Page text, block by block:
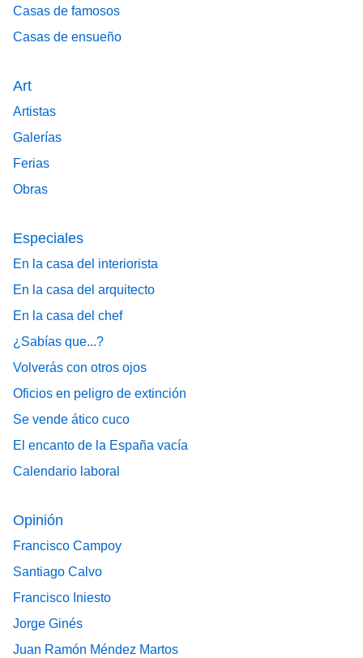
Casas de famosos
Casas de ensueño
Art
Artistas
Galerías
Ferias
Obras
Especiales
En la casa del interiorista
En la casa del arquitecto
En la casa del chef
¿Sabías que...?
Volverás con otros ojos
Oficios en peligro de extinción
Se vende ático cuco
El encanto de la España vacía
Calendario laboral
Opinión
Francisco Campoy
Santiago Calvo
Francisco Iniesto
Jorge Ginés
Juan Ramón Méndez Martos